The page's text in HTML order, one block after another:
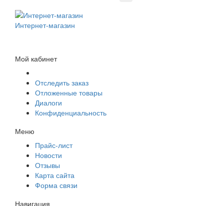
Интернет-магазин
Мой кабинет
Отследить заказ
Отложенные товары
Диалоги
Конфиденциальность
Меню
Прайс-лист
Новости
Отзывы
Карта сайта
Форма связи
Навигация